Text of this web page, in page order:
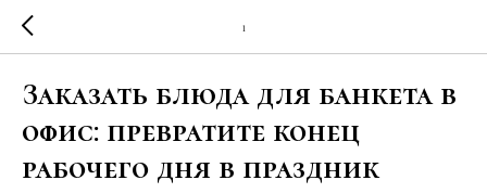
1
Заказать блюда для банкета в
офис: превратите конец
рабочего дня в праздник